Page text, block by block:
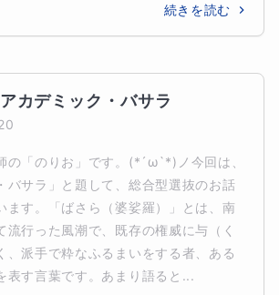
続きを読む
カデミック・バサラ
の「のりお」です。(*´ω`*)ノ今回は、
バサラ」と題して、総合型選抜のお話
ます。「ばさら（婆娑羅）」とは、南
流行った風潮で、既存の権威に与（く
、派手で粋なふるまいをする者、ある
表す言葉です。あまり語ると...